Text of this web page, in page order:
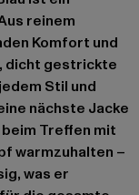
reinem
Komfort und
dicht gestrickte
Stil und
nächste Jacke
beim Treffen mit
warmzuhalten –
was er